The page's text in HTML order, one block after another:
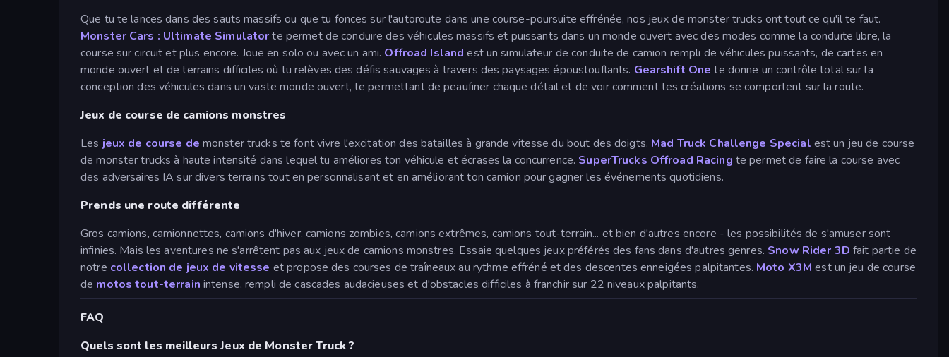
Que tu te lances dans des sauts massifs ou que tu fonces sur l'autoroute dans une course-poursuite effrénée, nos jeux de monster trucks ont tout ce qu'il te faut.
Monster Cars : Ultimate Simulatorte permet de conduire des véhicules massifs et puissants dans un monde ouvert avec des modes comme la conduite libre, la
course sur circuit et plus encore. Joue en solo ou avec un ami. Offroad Island est un simulateur de conduite de camion rempli de véhicules puissants, de cartes en
monde ouvert et de terrains difficiles où tu relèves des défis sauvages à travers des paysages époustouflants. Gearshift One te donne un contrôle total sur la
conception des véhicules dans un vaste monde ouvert, te permettant de peaufiner chaque détail et de voir comment tes créations se comportent sur la route.
Jeux de course de camions monstres
Lesjeux de course de monster trucks te font vivre l'excitation des batailles à grande vitesse du bout des doigts. Mad Truck Challenge Special est un jeu de course
de monster trucks à haute intensité dans lequel tu améliores ton véhicule et écrases la concurrence. SuperTrucks Offroad Racing te permet de faire la course avec
des adversaires IA sur divers terrains tout en personnalisant et en améliorant ton camion pour gagner les événements quotidiens.
Prends une route différente
Gros camions, camionnettes, camions d'hiver, camions zombies, camions extrêmes, camions tout-terrain... et bien d'autres encore - les possibilités de s'amuser sont
infinies. Mais les aventures ne s'arrêtent pas aux jeux de camions monstres. Essaie quelques jeux préférés des fans dans d'autres genres. Snow Rider 3D fait partie de
notre collection de jeux de vitesse et propose des courses de traîneaux au rythme effréné et des descentes enneigées palpitantes. Moto X3M est un jeu de course
de motos tout-terrain intense, rempli de cascades audacieuses et d'obstacles difficiles à franchir sur 22 niveaux palpitants.
FAQ
Quels sont les meilleurs Jeux de Monster Truck ?